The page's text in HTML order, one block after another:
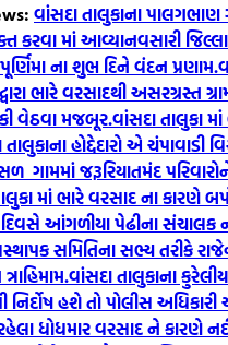
વાંસદા તાલુકાના પાલગભાણ
કરવા માં આવ્યાનવસારી
ના શુભ દિને વંદન પ્રણામ.
ભારે વરસાદથી અસરગ્રસ્ત
વેઠવા મજબૂર.વાંસદા તાલુકા
હોદ્દેદારો એ
ગામમાં જરૂરિયાતમંદ
માં ભારે વરસાદ ના કારણે
દિવસે આંગળીયા પેઢીના
સમિતિના સભ્ય તરીકે
વાંસદા તાલુકાના
નિર્દોષ હશે તો પોલીસ
ધોધમાર વરસાદ ને કારણે